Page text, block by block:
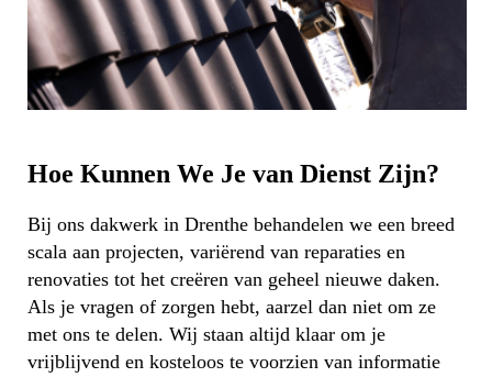
Hoe Kunnen We Je van Dienst Zijn?
Bij ons dakwerk in Drenthe behandelen we een breed
scala aan projecten, variërend van reparaties en
renovaties tot het creëren van geheel nieuwe daken.
Als je vragen of zorgen hebt, aarzel dan niet om ze
met ons te delen. Wij staan altijd klaar om je
vrijblijvend en kosteloos te voorzien van informatie